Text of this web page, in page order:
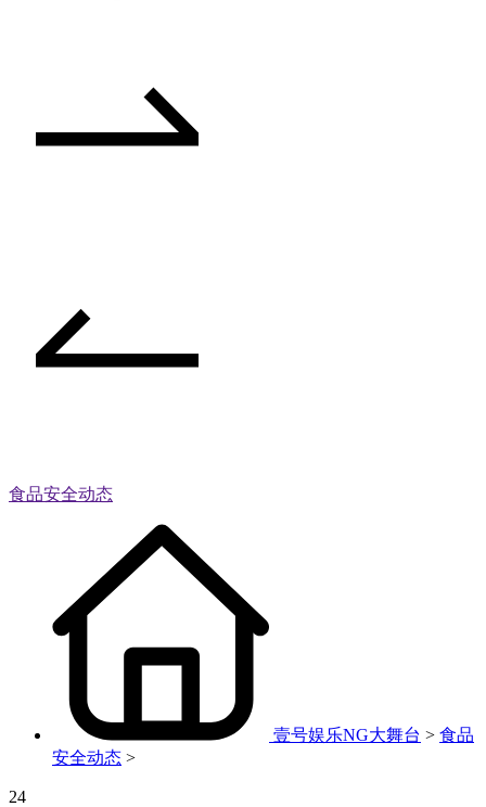
食品安全动态
壹号娱乐NG大舞台 > 食品
安全动态 >
24